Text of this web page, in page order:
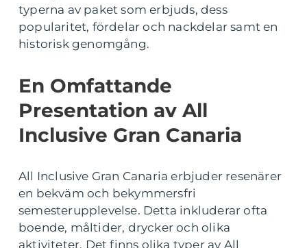
typerna av paket som erbjuds, dess
popularitet, fördelar och nackdelar samt en
historisk genomgång.
En Omfattande
Presentation av All
Inclusive Gran Canaria
All Inclusive Gran Canaria erbjuder resenärer
en bekväm och bekymmersfri
semesterupplevelse. Detta inkluderar ofta
boende, måltider, drycker och olika
aktiviteter. Det finns olika typer av All